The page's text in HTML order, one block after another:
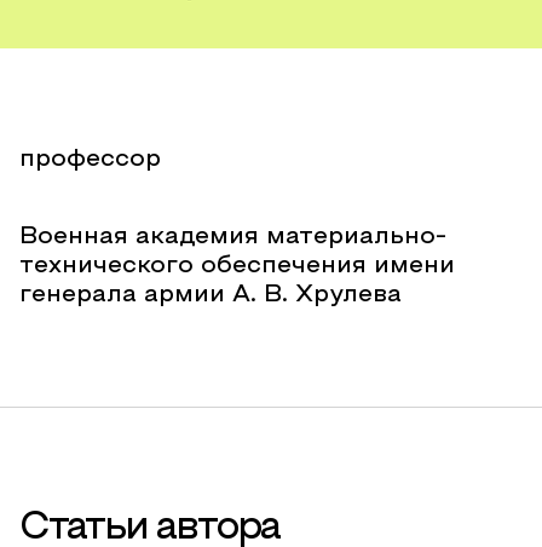
профессор
Военная академия материально-
технического обеспечения имени
генерала армии А. В. Хрулева
Статьи автора